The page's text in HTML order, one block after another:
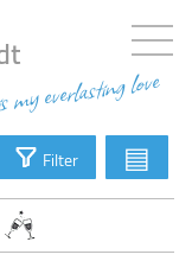
my everlasting love
Filter ▤